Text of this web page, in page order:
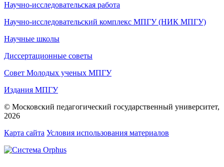
Научно-исследовательская работа
Научно-исследовательский комплекс МПГУ (НИК МПГУ)
Научные школы
Диссертационные советы
Совет Молодых ученых МПГУ
Издания МПГУ
© Московский педагогический государственный университет,
2026
Карта сайта Условия использования материалов